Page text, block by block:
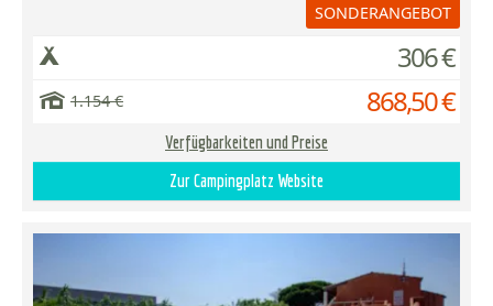
SONDERANGEBOT
306 €
1.154 € 868,50 €
Verfügbarkeiten und Preise
Zur Campingplatz Website